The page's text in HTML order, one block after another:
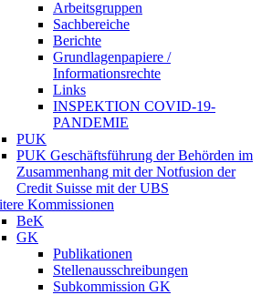
Arbeitsgruppen
Sachbereiche
Berichte
Grundlagenpapiere /
Informationsrechte
Links
INSPEKTION COVID-19-
PANDEMIE
PUK
PUK Geschäftsführung der Behörden im
Zusammenhang mit der Notfusion der
Credit Suisse mit der UBS
Kommissionen
BeK
GK
Publikationen
Stellenausschreibungen
Subkommission GK